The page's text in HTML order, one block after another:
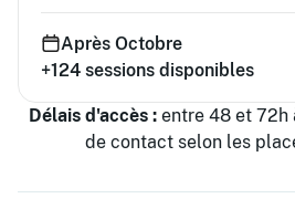
Après Octobre
+124 sessions disponibles
Délais d'accès :entre 48 et 72h
de contact selon les